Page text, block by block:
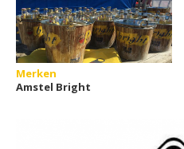
Merken
Amstel Bright